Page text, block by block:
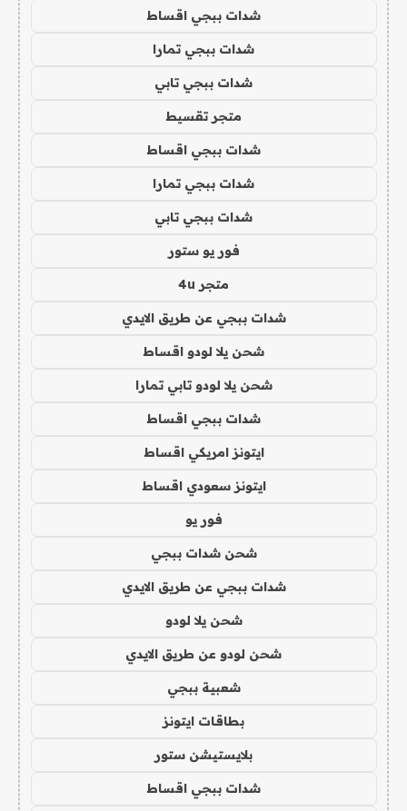
شدات ببجي اقساط
شدات ببجي تمارا
شدات ببجي تابي
متجر تقسيط
شدات ببجي اقساط
شدات ببجي تمارا
شدات ببجي تابي
فور يو ستور
متجر 4u
شدات ببجي عن طريق الايدي
شحن يلا لودو اقساط
شحن يلا لودو تابي تمارا
شدات ببجي اقساط
ايتونز امريكي اقساط
ايتونز سعودي اقساط
فور يو
شحن شدات ببجي
شدات ببجي عن طريق الايدي
شحن يلا لودو
شحن لودو عن طريق الايدي
شعبية ببجي
بطاقات ايتونز
بلايستيشن ستور
شدات ببجي اقساط